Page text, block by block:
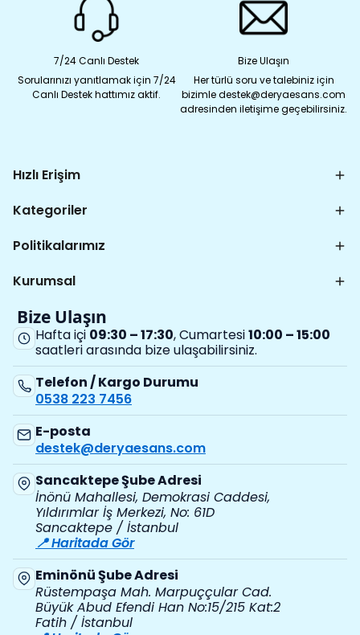
7/24 Canlı Destek
Sorularınızı yanıtlamak için 7/24
Canlı Destek hattımız aktif.
Bize Ulaşın
Her türlü soru ve talebiniz için
bizimle destek@deryaesans.com
adresinden iletişime geçebilirsiniz.
Hızlı Erişim
Kategoriler
Politikalarımız
Kurumsal
Bize Ulaşın
Hafta içi 09:30 – 17:30, Cumartesi10:00 – 15:00
saatleri arasında bize ulaşabilirsiniz.
Telefon / Kargo Durumu
0538 223 7456
E-posta
destek@deryaesans.com
Sancaktepe Şube Adresi
İnönü Mahallesi, Demokrasi Caddesi,
Yıldırımlar İş Merkezi, No: 61D
Sancaktepe / İstanbul
📍 Haritada Gör
Eminönü Şube Adresi
Rüstempaşa Mah. Marpuççular Cad.
Büyük Abud Efendi Han No:15/215 Kat:2
Fatih / İstanbul